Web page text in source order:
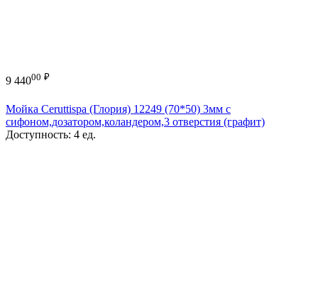
9 44000 ₽
Мойка Ceruttispa (Глория) 12249 (70*50) 3мм с
сифоном,дозатором,коландером,3 отверстия (графит)
Доступность: 4 ед.